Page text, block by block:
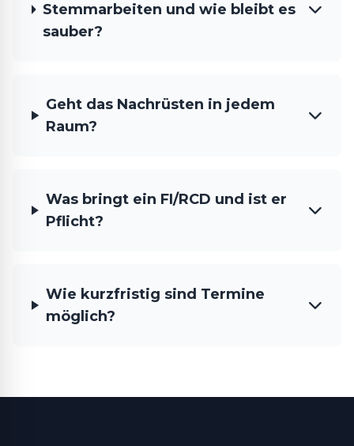
Stemmarbeiten und wie bleibt es
sauber?
Geht das Nachrüsten in jedem
Raum?
Was bringt ein FI/RCD und ist er
Pflicht?
Wie kurzfristig sind Termine
möglich?